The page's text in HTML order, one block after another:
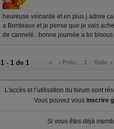
heureuse veinarde et en plus j adore
a Bordeaux et je pense que je vais
de cannelé...bonne journée a toi bisous
1 - 1 de 1 « ‹ Préc. 1 Suiv. ›
L’accès et l’utilisation du forum sont
Vous pouvez vous inscrire
Si vous êtes déjà